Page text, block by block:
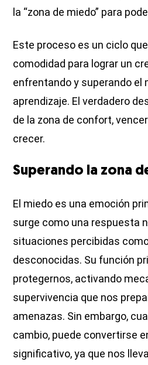
la “zona de miedo” para
Este proceso es un ciclo
comodidad para lograr un
enfrentando y superando el
aprendizaje. El verdadero
de la zona de confort,
crecer.
Superando la zona
El miedo es una emoción
surge como una respuesta
situaciones percibidas
desconocidas. Su función
protegernos, activando
supervivencia que nos
amenazas. Sin embargo,
cambio, puede convertirse
significativo, ya que nos